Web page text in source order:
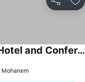
Sdílet
Sheraton Frankfurt Airport Hotel and Conference Center
Mohanem